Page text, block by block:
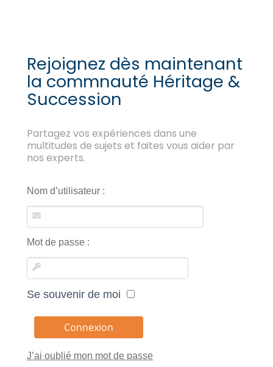
Rejoignez dès maintenant
la commnauté Héritage &
Succession
Partagez vos expériences dans une
multitudes de sujets et faites vous aider par
nos experts.
Nom d’utilisateur :
Mot de passe :
Se souvenir de moi
J’ai oublié mon mot de passe